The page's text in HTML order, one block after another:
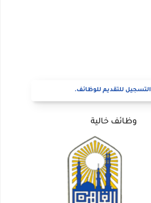
التسجيل للتقديم للوظائف.
وظائف خالية